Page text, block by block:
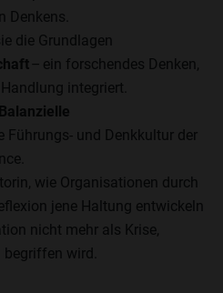
Denkens.
die Grundlagen
– ein forschendes Denken,
integriert.
Balanzielle
Führungs- und Denkkultur der
wie Organisationen durch
jene Haltung entwickeln
nicht mehr als Krise,
wird.